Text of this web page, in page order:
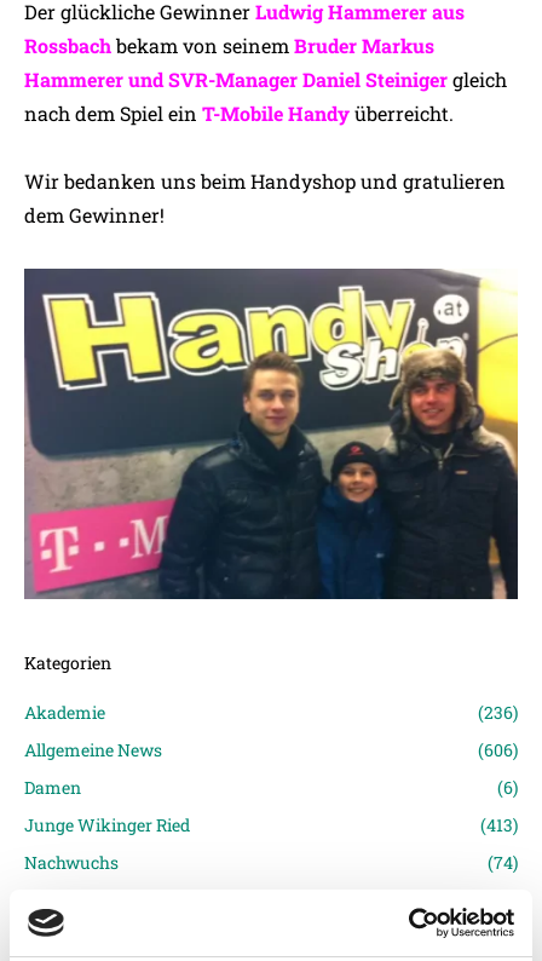
Der glückliche GewinnerLudwig Hammerer aus
Rossbachbekam von seinem Bruder Markus
Hammerer und SVR-Manager Daniel Steinigergleich
nach dem Spiel ein T-Mobile Handyüberreicht.
Wir bedanken uns beim Handyshop und gratulieren
dem Gewinner!
Kategorien
Akademie
(236)
Allgemeine News
(606)
Damen
(6)
Junge Wikinger Ried
(413)
Nachwuchs
(74)
Ticketing
(91)